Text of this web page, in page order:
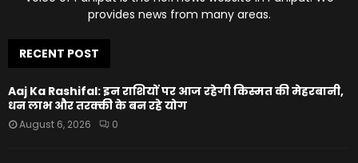
provides news from many areas.
RECENT POST
Aaj Ka Rashifal: इन राशियों पर आज रहेगी किस्मत की मेहरबानी,
धन लाभ और तरक्की के बन रहे योग
August 6, 2026 0